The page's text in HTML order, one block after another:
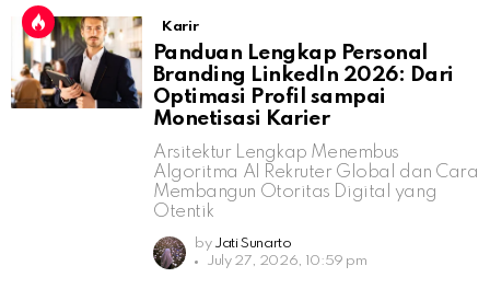
Karir
Panduan Lengkap Personal
Branding LinkedIn 2026: Dari
Optimasi Profil sampai
Monetisasi Karier
Arsitektur Lengkap Menembus
Algoritma AI Rekruter Global dan Cara
Membangun Otoritas Digital yang
Otentik
by Jati Sunarto
July 27, 2026, 10:59 pm